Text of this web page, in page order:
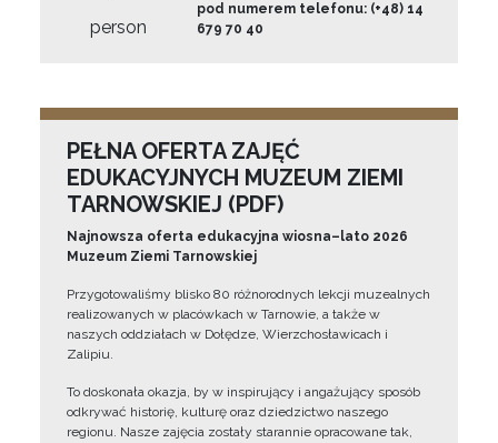
person
pod numerem telefonu: (+48) 14
679 70 40
PEŁNA OFERTA ZAJĘĆ
EDUKACYJNYCH MUZEUM ZIEMI
TARNOWSKIEJ (PDF)
Najnowsza oferta edukacyjna wiosna–lato 2026
Muzeum Ziemi Tarnowskiej
Przygotowaliśmy blisko 80 różnorodnych lekcji muzealnych
realizowanych w placówkach w Tarnowie, a także w
naszych oddziałach w Dołędze, Wierzchosławicach i
Zalipiu.
To doskonała okazja, by w inspirujący i angażujący sposób
odkrywać historię, kulturę oraz dziedzictwo naszego
regionu. Nasze zajęcia zostały starannie opracowane tak,